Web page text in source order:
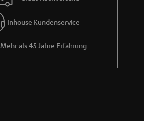
Inhouse Kundenservice
Mehr als 45 Jahre Erfahrung